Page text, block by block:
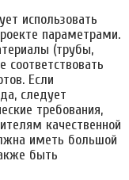
использовать
параметрами.
(трубы,
Если
следует
требования,
качественной
иметь большой
быть